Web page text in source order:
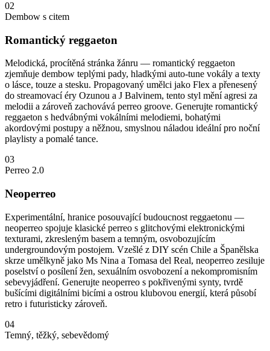
02
Dembow s citem
Romantický reggaeton
Melodická, procítěná stránka žánru — romantický reggaeton
zjemňuje dembow teplými pady, hladkými auto-tune vokály a texty
o lásce, touze a stesku. Propagovaný umělci jako Flex a přenesený
do streamovací éry Ozunou a J Balvinem, tento styl mění agresi za
melodii a zároveň zachovává perreo groove. Generujte romantický
reggaeton s hedvábnými vokálními melodiemi, bohatými
akordovými postupy a něžnou, smyslnou náladou ideální pro noční
playlisty a pomalé tance.
03
Perreo 2.0
Neoperreo
Experimentální, hranice posouvající budoucnost reggaetonu —
neoperreo spojuje klasické perreo s glitchovými elektronickými
texturami, zkresleným basem a temným, osvobozujícím
undergroundovým postojem. Vzešlé z DIY scén Chile a Španělska
skrze umělkyně jako Ms Nina a Tomasa del Real, neoperreo zesiluje
poselství o posílení žen, sexuálním osvobození a nekompromisním
sebevyjádření. Generujte neoperreo s pokřivenými synty, tvrdě
bušícími digitálními bicími a ostrou klubovou energií, která působí
retro i futuristicky zároveň.
04
Temný, těžký, sebevědomý